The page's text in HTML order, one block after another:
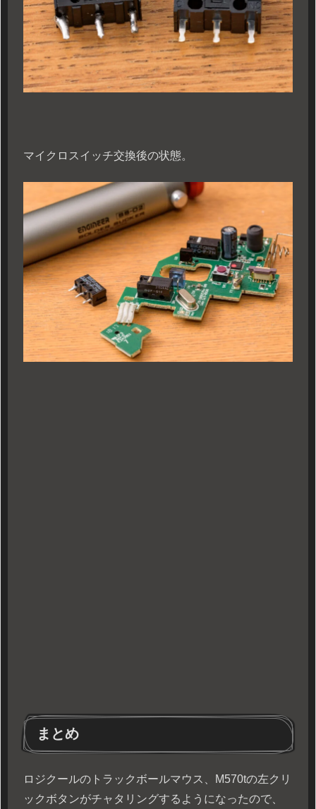
マイクロスイッチ交換後の状態。
まとめ
ロジクールのトラックボールマウス、M570tの左クリ
ックボタンがチャタリングするようになったので、